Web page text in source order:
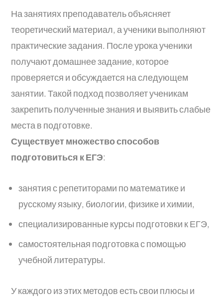
На занятиях преподаватель объясняет
теоретический материал, а ученики выполняют
практические задания. После урока ученики
получают домашнее задание, которое
проверяется и обсуждается на следующем
занятии. Такой подход позволяет ученикам
закрепить полученные знания и выявить слабые
места в подготовке.
Существует множество способов
подготовиться к ЕГЭ:
занятия с репетиторами по математике и
русскому языку, биологии, физике и химии,
специализированные курсы подготовки к ЕГЭ,
самостоятельная подготовка с помощью
учебной литературы.
У каждого из этих методов есть свои плюсы и